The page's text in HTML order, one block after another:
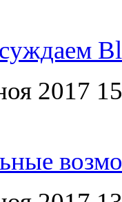
2017